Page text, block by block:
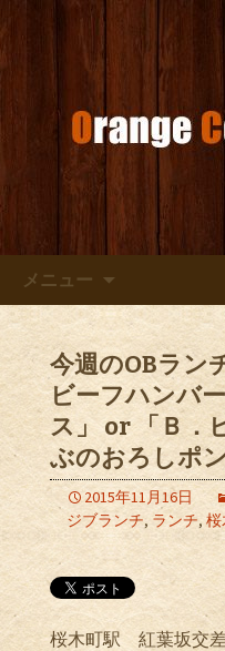
オレンジコ
お店からのお知
メニュー
今週のOBラン
ビーフハンバ
ス」 or 「Ｂ．
ぶのおろしポン
2015年11月16日
ジブランチ, ランチ, 桜
桜木町駅 紅葉坂交